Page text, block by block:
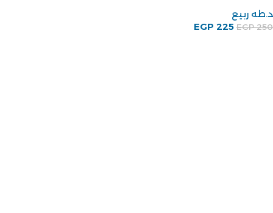
د.طه ربيع
EGP250
EGP 225